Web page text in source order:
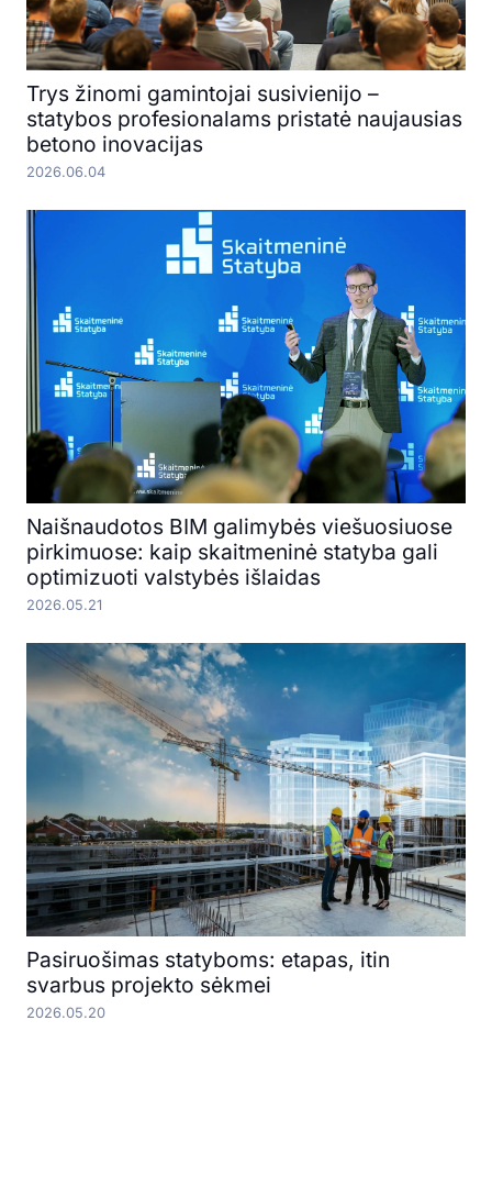
Trys žinomi gamintojai susivienijo –
statybos profesionalams pristatė naujausias
betono inovacijas
2026.06.04
Naišnaudotos BIM galimybės viešuosiuose
pirkimuose: kaip skaitmeninė statyba gali
optimizuoti valstybės išlaidas
2026.05.21
Pasiruošimas statyboms: etapas, itin
svarbus projekto sėkmei
2026.05.20